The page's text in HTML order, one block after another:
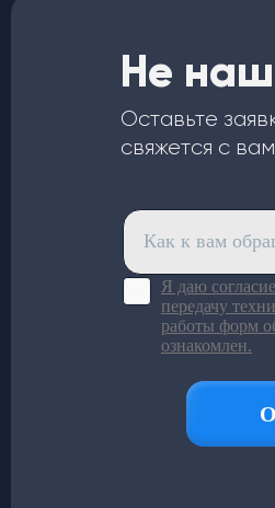
Не
Оставьте
свяжется с